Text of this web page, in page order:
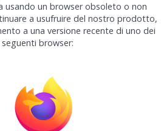
usando un browser obsoleto o non
a usufruire del nostro prodotto,
a una versione recente di uno dei
seguenti browser: